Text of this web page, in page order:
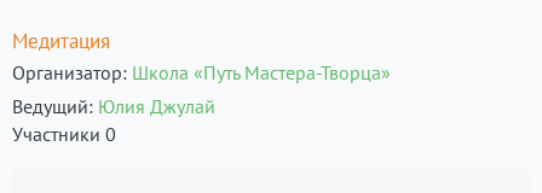
Медитация
Организатор Школа «Путь Мастера-Творца»
Ведущий Юлия Джулай
Участники 0